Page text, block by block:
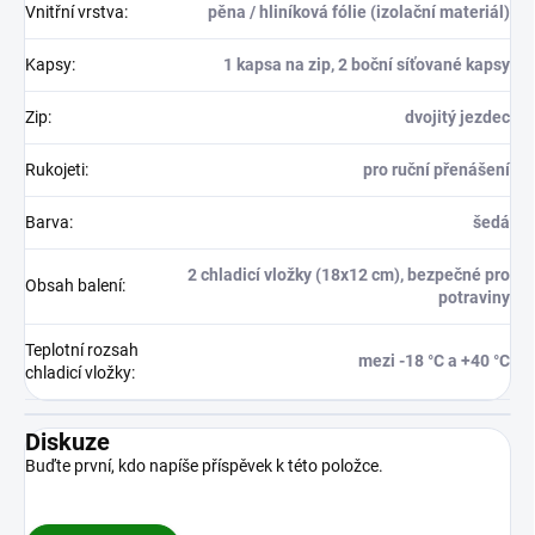
Vnitřní vrstva: pěna / hliníková fólie (izolační materiál)
Kapsy: 1 kapsa na zip, 2 boční síťované kapsy
Zip: dvojitý jezdec
Rukojeti: pro ruční přenášení
Barva: šedá
Obsah balení:
2 chladicí vložky (18x12 cm), bezpečné pro
potraviny
Teplotní rozsah
chladicí vložky:
mezi -18 °C a +40 °C
Diskuze
Buďte první, kdo napíše příspěvek k této položce.